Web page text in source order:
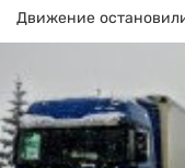
Движение